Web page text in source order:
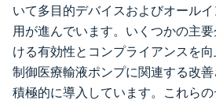
いて多目的デバイスおよびオール
用が進んでいます。いくつかの主
ける有効性とコンプライアンスを
制御医療輸液ポンプに関連する改
積極的に導入しています。これら